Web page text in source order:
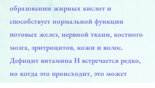
образовании жирных кислот и
способствует нормальной функции
потовых желез, нервной ткани, костного
мозга, эритроцитов, кожи и волос.
Дефицит витамина Н встречается редко,
но когда это происходит, это может